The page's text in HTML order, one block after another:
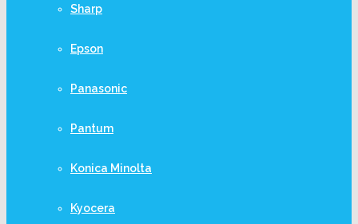
Sharp
Epson
Panasonic
Pantum
Konica Minolta
Kyocera